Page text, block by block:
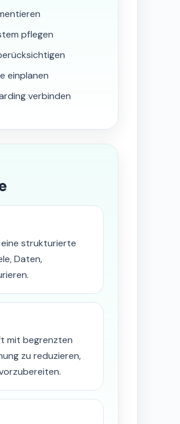
pflegen
einplanen
verbinden
eine strukturierte
Daten,
mit begrenzten
zu reduzieren,